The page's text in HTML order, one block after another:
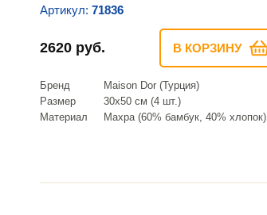
Артикул: 71836
2620 руб. В КОРЗИНУ
Бренд
Maison Dor (Турция)
Размер
30х50 см (4 шт.)
Материал
Махра (60% бамбук, 40% хлопок)